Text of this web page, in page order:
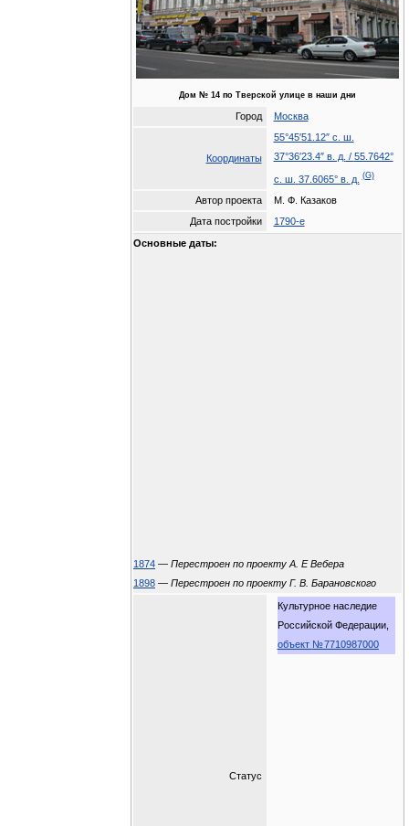
Дом № 14 по Тверской улице в наши дни
Город Москва
Координаты
55°45′51.12″ с. ш.
37°36′23.4″ в. д. / 55.7642°
с. ш. 37.6065° в. д. (G)
Автор проекта
М. Ф. Казаков
Дата постройки
1790-е
Основные даты:
1874 — Перестроен по проекту А. Е Вебера
1898 — Перестроен по проекту Г. В. Барановского
Статус
Культурное наследие
Российской Федерации,
объект № 7710987000